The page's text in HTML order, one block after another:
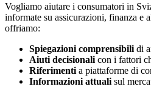
Vogliamo aiutare i consumatori in
informate su assicurazioni, finanza e
offriamo:
Spiegazioni comprensibili di
Aiuti decisionali con i fattori
Riferimenti a piattaforme di
Informazioni attuali sul